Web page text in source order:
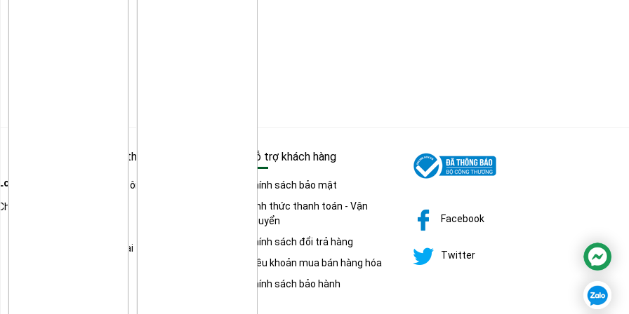
Minh
Tìm hiểu thêm
Về chúng tôi
Khuyến mại
Hỗ trợ khách hàng
Chính sách bảo mật
Hình thức thanh toán - Vận
chuyển
Chính sách đổi trả hàng
Điều khoản mua bán hàng hóa
Chính sách bảo hành
Facebook
Twitter